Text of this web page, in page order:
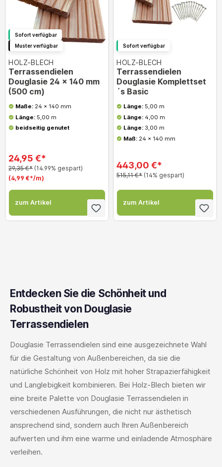
Sofort verfügbar
Muster verfügbar
HOLZ-BLECH
Terrassendielen
Douglasie 24 x 140 mm
(500 cm)
Maße: 24 x 140 mm
Länge:5,00 m
beidseitig genutet
24,95 €*
29,35 €* (14.99% gespart)
(4,99 €*/m)
zum Artikel
Sofort verfügbar
HOLZ-BLECH
Terrassendielen
Douglasie Komplettset
´s Basic
Länge:5,00 m
Länge:4,00 m
Länge:3,00 m
Maß:24 x 140 mm
443,00 €*
515,11 €* (14% gespart)
zum Artikel
Entdecken Sie die Schönheit und
Robustheit von Douglasie
Terrassendielen
Douglasie Terrassendielen sind eine ausgezeichnete Wahl
für die Gestaltung von Außenbereichen, da sie die
natürliche Schönheit von Holz mit hoher Strapazierfähigkeit
und Langlebigkeit kombinieren. Bei Holz-Blech bieten wir
eine breite Palette von Douglasie Terrassendielen in
verschiedenen Ausführungen, die nicht nur ästhetisch
ansprechend sind, sondern auch Ihren Außenbereich
aufwerten und ihm eine warme und einladende Atmosphäre
verleihen.